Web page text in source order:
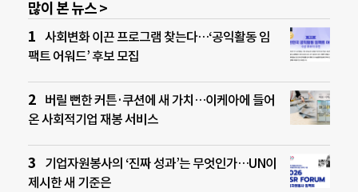
많이 본 뉴스 >
사회변화 이끈 프로그램 찾는다…‘공익활동 임
팩트 어워드’ 후보 모집
버릴 뻔한 커튼·쿠션에 새 가치…이케아에 들어
온 사회적기업 재봉 서비스
기업자원봉사의 ‘진짜 성과’는 무엇인가…UN이
제시한 새 기준은